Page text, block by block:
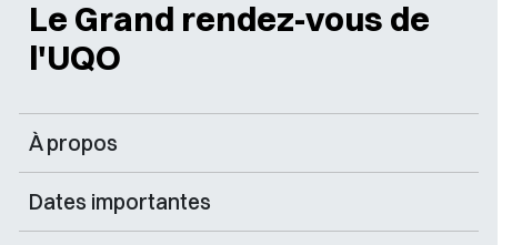
Le Grand rendez-vous de
l'UQO
À propos
Dates importantes